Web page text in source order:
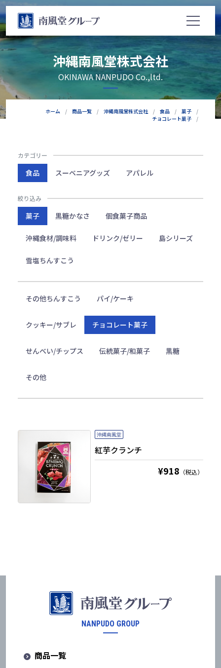
沖縄南風堂株式会社
OKINAWA NANPUDO Co.,ltd.
ホーム 商品一覧 沖縄南風堂株式会社 食品
菓子
チョコレート菓子
カテゴリー
食品 スーベニアグッズ アパレル
絞り込み
菓子 黒糖かなさ 個食菓子商品
沖縄食材/調味料 ドリンク/ゼリー 島シリーズ
雪塩ちんすこう
その他ちんすこう パイ/ケーキ
クッキー/サブレ チョコレート菓子
せんべい/チップス 伝統菓子/和菓子 黒糖
その他
紅芋クランチ
¥918 （税込）
NANPUDO GROUP
商品一覧